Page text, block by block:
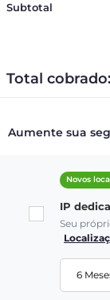
Subtotal
Total cobrado:
Aumente sua
Novos
IP
Seu
6